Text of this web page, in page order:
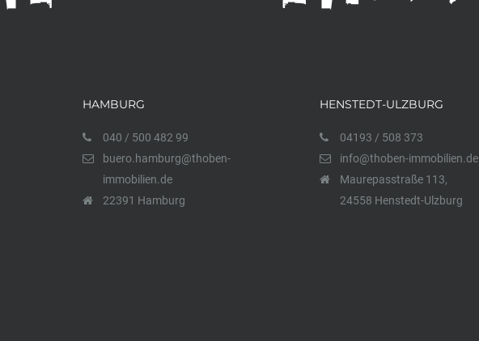
HAMBURG
040 / 500 482 99
buero.hamburg@thoben-
immobilien.de
22391 Hamburg
HENSTEDT-ULZBURG
04193 / 508 373
info@thoben-immobilien.de
Maurepasstraße 113,
24558 Henstedt-Ulzburg